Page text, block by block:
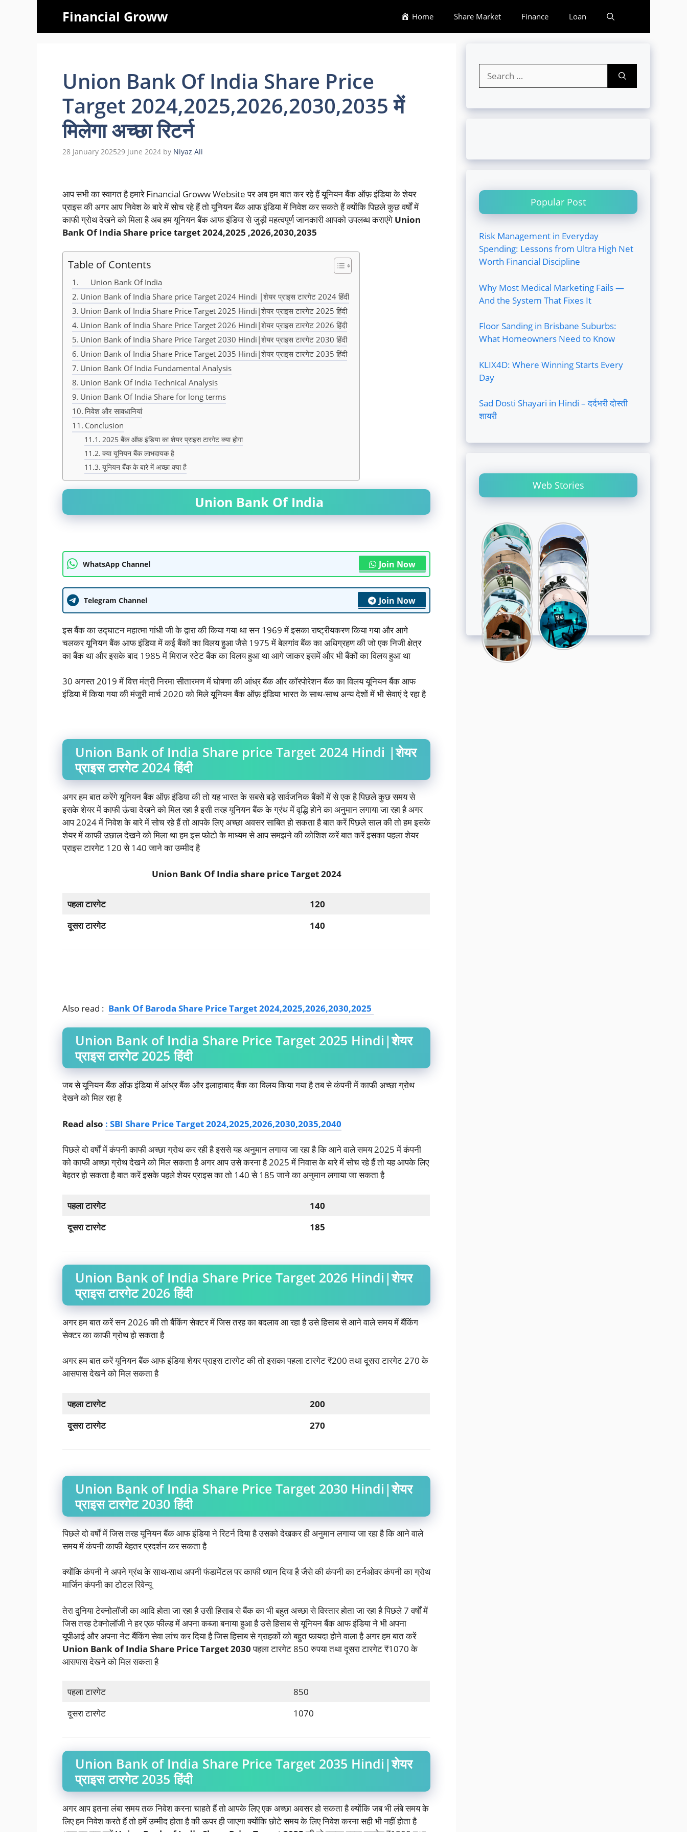
Financial Groww Home Share Market Finance Loan
Union Bank Of India Share Price
Target 2024,2025,2026,2030,2035 में
मिलेगा अच्छा रिटर्न
28 January 202529 June 2024 by Niyaz Ali
आप सभी का स्वागत है हमारे Financial Groww Website पर अब हम बात कर रहे हैं यूनियन बैंक ऑफ़ इंडिया के शेयर
प्राइस की अगर आप निवेश के बारे में सोच रहे हैं तो यूनियन बैंक आफ इंडिया में निवेश कर सकते हैं क्योंकि पिछले कुछ वर्षों में
काफी ग्रोथ देखने को मिला है अब हम यूनियन बैंक आफ इंडिया से जुड़ी महत्वपूर्ण जानकारी आपको उपलब्ध कराएंगे Union
Bank Of India Share price target 2024,2025 ,2026,2030,2035
Table of Contents
Union Bank Of India
Union Bank of India Share price Target 2024 Hindi |शेयर प्राइस टारगेट 2024 हिंदी
Union Bank of India Share Price Target 2025 Hindi|शेयर प्राइस टारगेट 2025 हिंदी
Union Bank of India Share Price Target 2026 Hindi|शेयर प्राइस टारगेट 2026 हिंदी
Union Bank of India Share Price Target 2030 Hindi|शेयर प्राइस टारगेट 2030 हिंदी
Union Bank of India Share Price Target 2035 Hindi|शेयर प्राइस टारगेट 2035 हिंदी
Union Bank Of India Fundamental Analysis
Union Bank Of India Technical Analysis
Union Bank Of India Share for long terms
निवेश और सावधानियां
Conclusion
2025 बैंक ऑफ़ इंडिया का शेयर प्राइस टारगेट क्या होगा
क्या यूनियन बैंक लाभदायक है
यूनियन बैंक के बारे में अच्छा क्या है
Union Bank Of India
WhatsApp Channel Join Now
Telegram Channel Join Now
इस बैंक का उद्घाटन महात्मा गांधी जी के द्वारा की किया गया था सन 1969 में इसका राष्ट्रीयकरण किया गया और आगे
चलकर यूनियन बैंक आफ इंडिया में कई बैंकों का विलय हुआ जैसे 1975 में बेलगांव बैंक का अधिग्रहण की जो एक निजी क्षेत्र
का बैंक था और इसके बाद 1985 में मिराज स्टेट बैंक का विलय हुआ था आगे जाकर इसमें और भी बैंकों का विलय हुआ था
30 अगस्त 2019 में वित्त मंत्री निरमा सीतारमण में घोषणा की आंध्र बैंक और कॉरपोरेशन बैंक का विलय यूनियन बैंक आफ
इंडिया में किया गया की मंजूरी मार्च 2020 को मिले यूनियन बैंक ऑफ़ इंडिया भारत के साथ-साथ अन्य देशों में भी सेवाएं दे रहा है
Union Bank of India Share price Target 2024 Hindi |शेयर
प्राइस टारगेट 2024 हिंदी
अगर हम बात करेंगे यूनियन बैंक ऑफ़ इंडिया की तो यह भारत के सबसे बड़े सार्वजनिक बैंकों में से एक है पिछले कुछ समय से
इसके शेयर में काफी ऊंचा देखने को मिल रहा है इसी तरह यूनियन बैंक के ग्रंथ में वृद्धि होने का अनुमान लगाया जा रहा है अगर
आप 2024 में निवेश के बारे में सोच रहे हैं तो आपके लिए अच्छा अवसर साबित हो सकता है बात करें पिछले साल की तो हम इसके
शेयर में काफी उछाल देखने को मिला था हम इस फोटो के माध्यम से आप समझने की कोशिश करें बात करें इसका पहला शेयर
प्राइस टारगेट 120 से 140 जाने का उम्मीद है
Union Bank Of India share price Target 2024
पहला टारगेट
120
दूसरा टारगेट
140
Also read : Bank Of Baroda Share Price Target 2024,2025,2026,2030,2025
Union Bank of India Share Price Target 2025 Hindi|शेयर
प्राइस टारगेट 2025 हिंदी
जब से यूनियन बैंक ऑफ़ इंडिया में आंध्र बैंक और इलाहाबाद बैंक का विलय किया गया है तब से कंपनी में काफी अच्छा ग्रोथ
देखने को मिल रहा है
Read also : SBI Share Price Target 2024,2025,2026,2030,2035,2040
पिछले दो वर्षों में कंपनी काफी अच्छा ग्रोथ कर रही है इससे यह अनुमान लगाया जा रहा है कि आने वाले समय 2025 में कंपनी
को काफी अच्छा ग्रोथ देखने को मिल सकता है अगर आप उसे करना है 2025 में निवास के बारे में सोच रहे हैं तो यह आपके लिए
बेहतर हो सकता है बात करें इसके पहले शेयर प्राइस का तो 140 से 185 जाने का अनुमान लगाया जा सकता है
पहला टारगेट
140
दूसरा टारगेट
185
Union Bank of India Share Price Target 2026 Hindi|शेयर
प्राइस टारगेट 2026 हिंदी
अगर हम बात करें सन 2026 की तो बैंकिंग सेक्टर में जिस तरह का बदलाव आ रहा है उसे हिसाब से आने वाले समय में बैंकिंग
सेक्टर का काफी ग्रोथ हो सकता है
अगर हम बात करें यूनियन बैंक आफ इंडिया शेयर प्राइस टारगेट की तो इसका पहला टारगेट ₹200 तथा दूसरा टारगेट 270 के
आसपास देखने को मिल सकता है
पहला टारगेट
200
दूसरा टारगेट
270
Union Bank of India Share Price Target 2030 Hindi|शेयर
प्राइस टारगेट 2030 हिंदी
पिछले दो वर्षों में जिस तरह यूनियन बैंक आफ इंडिया ने रिटर्न दिया है उसको देखकर ही अनुमान लगाया जा रहा है कि आने वाले
समय में कंपनी काफी बेहतर प्रदर्शन कर सकता है
क्योंकि कंपनी ने अपने ग्रंथ के साथ-साथ अपनी फंडामेंटल पर काफी ध्यान दिया है जैसे की कंपनी का टर्नओवर कंपनी का ग्रोथ
मार्जिन कंपनी का टोटल रिवेन्यू
तेरा दुनिया टेक्नोलॉजी का आदि होता जा रहा है उसी हिसाब से बैंक का भी बहुत अच्छा से विस्तार होता जा रहा है पिछले 7 वर्षों में
जिस तरह टेक्नोलॉजी ने हर एक फील्ड में अपना कब्जा बनाया हुआ है उसे हिसाब से यूनियन बैंक आफ इंडिया ने भी अपना
यूपीआई और अपना नेट बैंकिंग सेवा लांच कर दिया है जिस हिसाब से ग्राहकों को बहुत फायदा होने वाला है अगर हम बात करें
Union Bank of India Share Price Target 2030पहला टारगेट 850 रुपया तथा दूसरा टारगेट ₹1070 के
आसपास देखने को मिल सकता है
पहला टारगेट
850
दूसरा टारगेट
1070
Union Bank of India Share Price Target 2035 Hindi|शेयर
प्राइस टारगेट 2035 हिंदी
अगर आप इतना लंबा समय तक निवेश करना चाहते हैं तो आपके लिए एक अच्छा अवसर हो सकता है क्योंकि जब भी लंबे समय के
लिए हम निवेश करते हैं तो हमें उम्मीद होता है की ऊपर ही जाएगा क्योंकि छोटे समय के लिए निवेश करना सही भी नहीं होता है
for:
Popular Post
Risk Management in Everyday
Spending: Lessons from Ultra High Net
Worth Financial Discipline
Why Most Medical Marketing Fails —
And the System That Fixes It
Floor Sanding in Brisbane Suburbs:
What Homeowners Need to Know
KLIX4D: Where Winning Starts Every
Day
Sad Dosti Shayari in Hindi – दर्दभरी दोस्ती
शायरी
Web Stories